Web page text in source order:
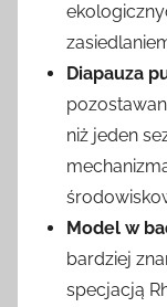
Diapauza
niż jeden
Model w
bardziej
specjacją